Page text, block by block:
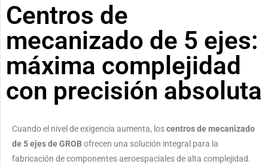
Centros de
mecanizado de 5 ejes:
máxima complejidad
con precisión absoluta
Cuando el nivel de exigencia aumenta, loscentros de mecanizado
de 5 ejes de GROBofrecen una solución integral para la
fabricación de componentes aeroespaciales de alta complejidad.